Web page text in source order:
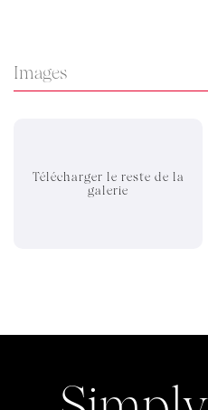
Images
Télécharger le reste de la
galerie